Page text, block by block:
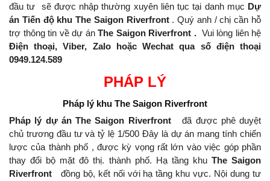
đầu tư
sẽ được nhập thường xuyên liên tục tại danh mục Dự
án Tiến độ khu The Saigon Riverfront .Quý anh / chị cần hỗ
trợ thông tin về dự án The Saigon Riverfront . Vui lòng liên hệ
Điện thoại, Viber, Zalo hoặc Wechat qua số điện thoại
0949.124.589
PHÁP LÝ
Pháp lý khu The Saigon Riverfront
Pháp lý dự án The Saigon Riverfront
đã được phê duyệt
chủ trương đầu tư và tỷ lệ 1/500 Đây là dự án mang tính chiến
lược của thành phố , được kỳ vọng rất lớn vào việc góp phần
thay đổi bộ mặt đô thị. thành phố. Hạ tầng khu The Saigon
Riverfront
đồng bộ, kết nối với hạ tầng khu vực. Nội dung tư